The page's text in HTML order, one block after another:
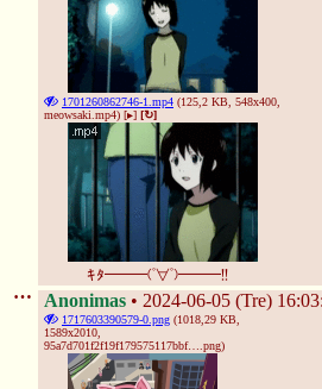
1701260862746-1.mp4 (125,2 KB, 548x400,
meowsaki.mp4) [▸] [↻]
ｷﾀ━━━(ﾟ∀ﾟ)━━━!!
Anonimas 2024-06-05 (Tre)
1717603390579-0.png (1018,29 KB,
1589x2010,
95a7d701f2f19f179575117bbf….png)